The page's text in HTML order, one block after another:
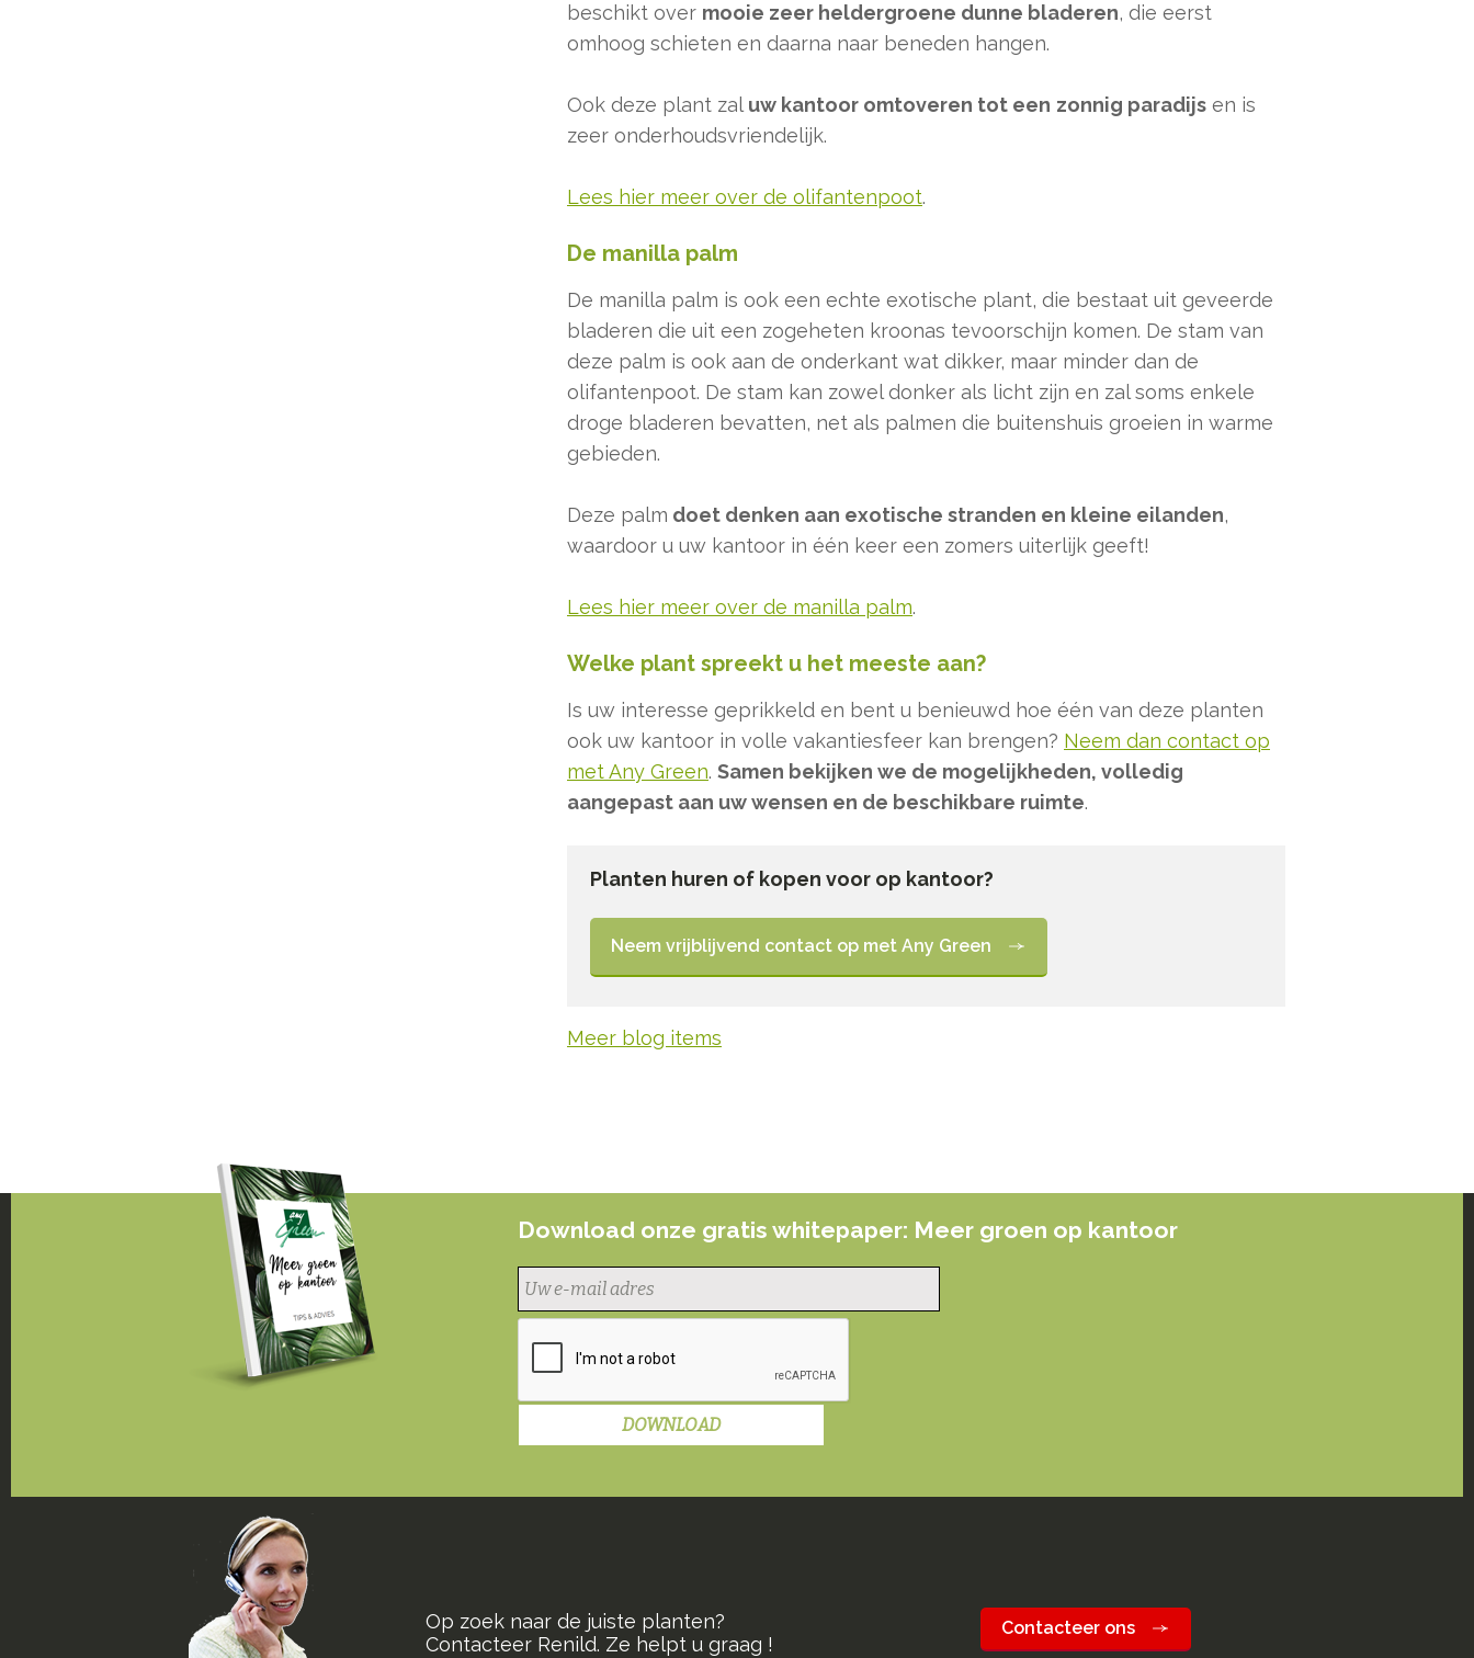
beschikt over mooie zeer heldergroene dunne bladeren, die eerst
omhoog schieten en daarna naar beneden hangen.
Ook deze plant zaluw kantoor omtoveren tot een zonnig paradijs en is
zeer onderhoudsvriendelijk.
Lees hier meer over de olifantenpoot.
De manilla palm
De manilla palm is ook een echte exotische plant, die bestaat uit geveerde
bladeren die uit een zogeheten kroonas tevoorschijn komen. De stam van
deze palm is ook aan de onderkant wat dikker, maar minder dan de
olifantenpoot. De stam kan zowel donker als licht zijn en zal soms enkele
droge bladeren bevatten, net als palmen die buitenshuis groeien in warme
gebieden.
Deze palm doet denken aan exotische stranden en kleine eilanden,
waardoor u uw kantoor in één keer een zomers uiterlijk geeft!
Lees hier meer over de manilla palm.
Welke plant spreekt u het meeste aan?
Is uw interesse geprikkeld en bent u benieuwd hoe één van deze planten
ook uw kantoor in volle vakantiesfeer kan brengen? Neem dan contact op
met Any Green. Samen bekijken we de mogelijkheden, volledig
aangepast aan uw wensen en de beschikbare ruimte.
Planten huren of kopen voor op kantoor?
Neem vrijblijvend contact op met Any Green
Meer blog items
Download onze gratis whitepaper: Meer groen op kantoor
Op zoek naar de juiste planten?
Contacteer Renild. Ze helpt u graag !
Contacteer ons